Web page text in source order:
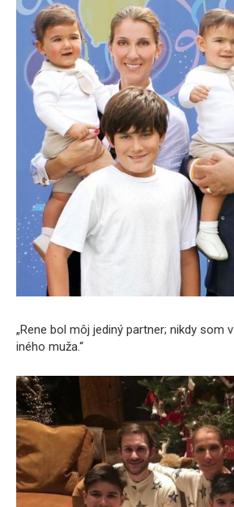
„Rene bol môj jediný partner; nikdy som
iného muža.“